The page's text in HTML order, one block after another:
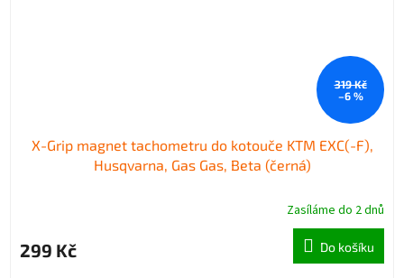
319 Kč
–6 %
X-Grip magnet tachometru do kotouče KTM EXC(-F),
Husqvarna, Gas Gas, Beta (černá)
Zasíláme do 2 dnů
299 Kč Do košíku